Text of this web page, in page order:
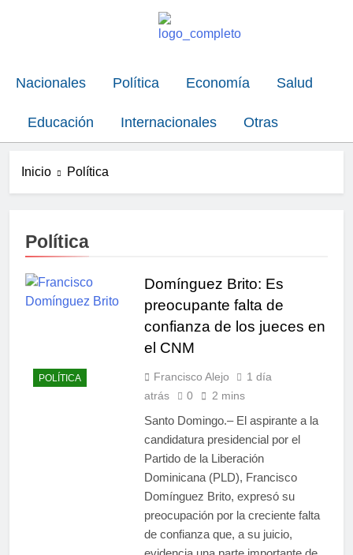
Nacionales Política Economía Salud
Educación Internacionales Otras
Inicio Política
Política
POLÍTICA
Domínguez Brito: Es
preocupante falta de
confianza de los jueces en
el CNM
Francisco Alejo
1 día
atrás
0 2 mins
Santo Domingo.– El aspirante a la
candidatura presidencial por el
Partido de la Liberación
Dominicana (PLD), Francisco
Domínguez Brito, expresó su
preocupación por la creciente falta
de confianza que, a su juicio,